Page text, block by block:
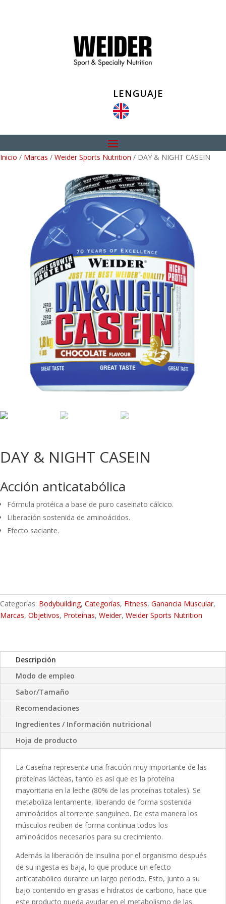
LENGUAJE
Inicio / Marcas / Weider Sports Nutrition / DAY & NIGHT CASEIN
DAY & NIGHT CASEIN
Acción anticatabólica
Fórmula protéica a base de puro caseinato cálcico.
Liberación sostenida de aminoácidos.
Efecto saciante.
Categorías: Bodybuilding, Categorías, Fitness, Ganancia Muscular,
Marcas, Objetivos, Proteínas, Weider, Weider Sports Nutrition
Descripción
Modo de empleo
Sabor/Tamaño
Recomendaciones
Ingredientes / Información nutricional
Hoja de producto
La Caseína representa una fracción muy importante de las
proteínas lácteas, tanto es así que es la proteína
mayoritaria en la leche (80% de las proteínas totales). Se
metaboliza lentamente, liberando de forma sostenida
aminoácidos al torrente sanguíneo. De esta manera los
músculos reciben de forma continua todos los
aminoácidos necesarios para su crecimiento.
Además la liberación de insulina por el organismo después
de su ingesta es baja, lo que produce un efecto
anticatabólico durante un largo período. Esto, junto a su
bajo contenido en grasas e hidratos de carbono, hace que
este producto pueda ayudar en el metabolismo de las